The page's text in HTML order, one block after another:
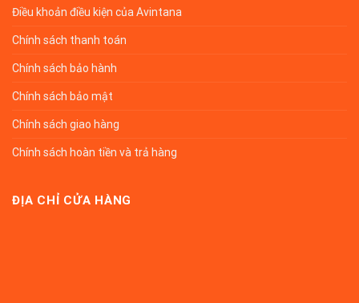
Điều khoản điều kiện của Avintana
Chính sách thanh toán
Chính sách bảo hành
Chính sách bảo mật
Chính sách giao hàng
Chính sách hoàn tiền và trả hàng
ĐỊA CHỈ CỬA HÀNG